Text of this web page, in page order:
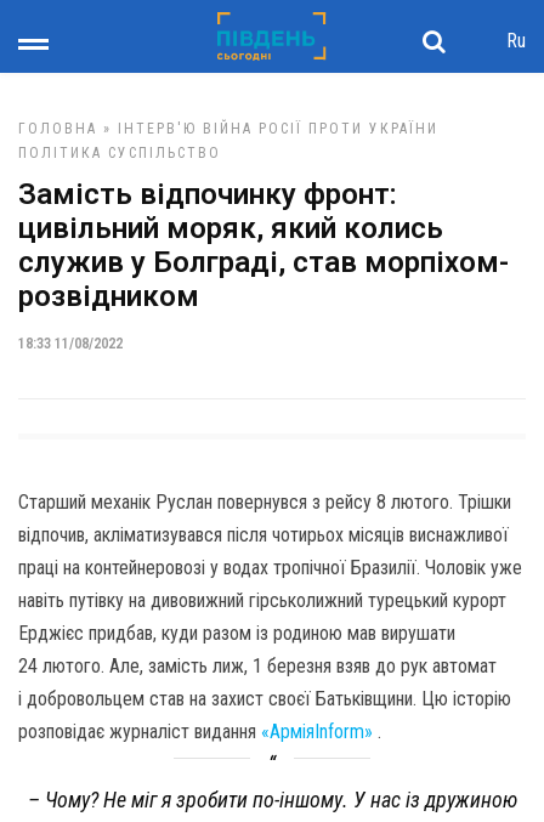
Ru
ГОЛОВНА » ІНТЕРВ'Ю
ВІЙНА РОСІЇ ПРОТИ УКРАЇНИ
ПОЛІТИКА СУСПІЛЬСТВО
Замість відпочинку фронт:
цивільний моряк, який колись
служив у Болграді, став морпіхом-
розвідником
18:33 11/08/2022
Старший механік Руслан повернувся з рейсу 8 лютого. Трішки
відпочив, акліматизувався після чотирьох місяців виснажливої
праці на контейнеровозі у водах тропічної Бразилії. Чоловік уже
навіть путівку на дивовижний гірськолижний турецький курорт
Ерджієс придбав, куди разом із родиною мав вирушати
24 лютого. Але, замість лиж, 1 березня взяв до рук автомат
і добровольцем став на захист своєї Батьківщини. Цю історію
розповідає журналіст видання «АрміяInform» .
– Чому? Не міг я зробити по-іншому. У нас із дружиною